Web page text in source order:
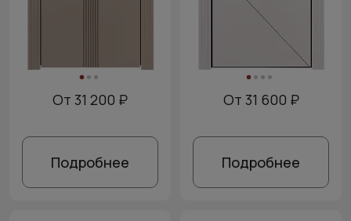
От 31 200 ₽
Подробнее
От 31 600 ₽
Подробнее